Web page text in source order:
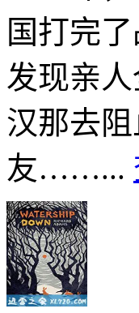
国打完
发现亲
汉那去
友……...